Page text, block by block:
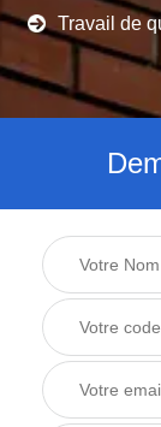
Travail de